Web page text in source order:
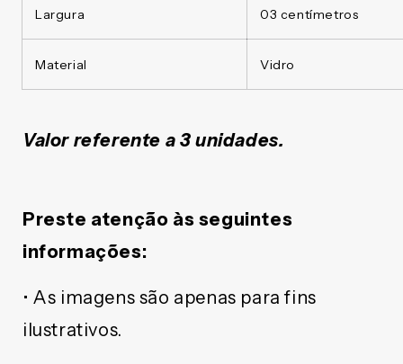
Largura 03 centímetros
Material Vidro
Valor referente a 3 unidades.
Preste atenção às seguintes
informações:
• As imagens são apenas para fins
ilustrativos.